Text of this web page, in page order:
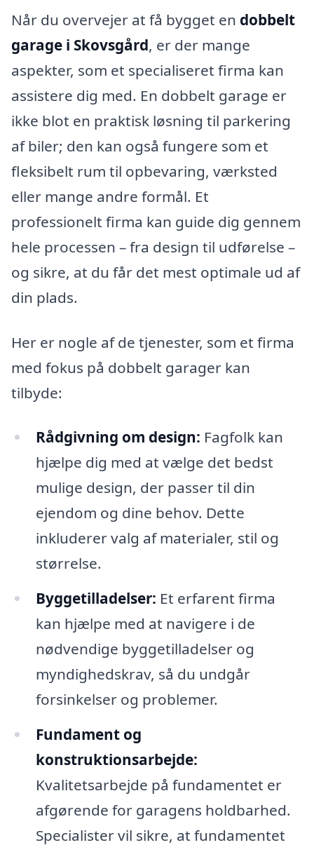
Når du overvejer at få bygget en dobbelt
garage i Skovsgård, er der mange
aspekter, som et specialiseret firma kan
assistere dig med. En dobbelt garage er
ikke blot en praktisk løsning til parkering
af biler; den kan også fungere som et
fleksibelt rum til opbevaring, værksted
eller mange andre formål. Et
professionelt firma kan guide dig gennem
hele processen – fra design til udførelse –
og sikre, at du får det mest optimale ud af
din plads.
Her er nogle af de tjenester, som et firma
med fokus på dobbelt garager kan
tilbyde:
Rådgivning om design: Fagfolk kan
hjælpe dig med at vælge det bedst
mulige design, der passer til din
ejendom og dine behov. Dette
inkluderer valg af materialer, stil og
størrelse.
Byggetilladelser: Et erfarent firma
kan hjælpe med at navigere i de
nødvendige byggetilladelser og
myndighedskrav, så du undgår
forsinkelser og problemer.
Fundament og
konstruktionsarbejde:
Kvalitetsarbejde på fundamentet er
afgørende for garagens holdbarhed.
Specialister vil sikre, at fundamentet